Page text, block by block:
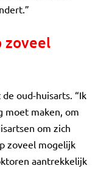
zoveel
oud-huisarts. “Ik
moet maken, om
om zich
zoveel mogelijk
aantrekkelijk